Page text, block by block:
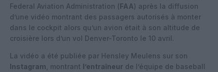
Federal Aviation Administration (FAA) après la diffusion
d’une vidéo montrant des passagers autorisés à monter
dans le cockpit alors qu’un avion était à son altitude de
croisière lors d’un vol Denver-Toronto le 10 avril.
La vidéo a été publiée par Hensley Meulens sur son
Instagram , montrant l’entraîneur de l’équipe de baseball